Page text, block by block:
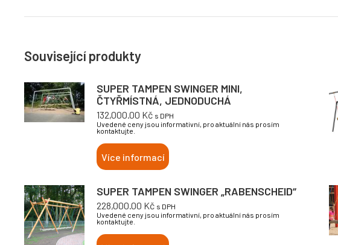
Související produkty
SUPER TAMPEN SWINGER MINI,
ČTYŘMÍSTNÁ, JEDNODUCHÁ
132,000.00 Kč s DPH
Uvedené ceny jsou informativní, pro aktuální nás prosím
kontaktujte.
Více informací
SUPER TAMPEN SWINGER „RABENSCHEID“
228,000.00 Kč s DPH
Uvedené ceny jsou informativní, pro aktuální nás prosím
kontaktujte.